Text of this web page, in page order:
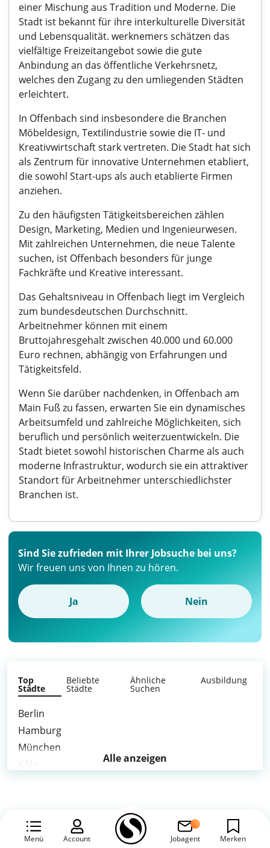
einer Mischung aus Tradition und Moderne. Die
Stadt ist bekannt für ihre interkulturelle Diversität
und Lebensqualität. werknemers schätzen das
vielfältige Freizeitangebot sowie die gute
Anbindung an das öffentliche Verkehrsnetz,
welches den Zugang zu den umliegenden Städten
erleichtert.
In Offenbach sind insbesondere die Branchen
Möbeldesign, Textilindustrie sowie die IT- und
Kreativwirtschaft stark vertreten. Die Stadt hat sich
als Zentrum für innovative Unternehmen etabliert,
die sowohl Start-ups als auch etablierte Firmen
anziehen.
Zu den häufigsten Tätigkeitsbereichen zählen
Design, Marketing, Medien und Ingenieurwesen.
Mit zahlreichen Unternehmen, die neue Talente
suchen, ist Offenbach besonders für junge
Fachkräfte und Kreative interessant.
Das Gehaltsniveau in Offenbach liegt im Vergleich
zum bundesdeutschen Durchschnitt.
Arbeitnehmer können mit einem
Bruttojahresgehalt zwischen 40.000 und 60.000
Euro rechnen, abhängig von Erfahrungen und
Tätigkeitsfeld.
Wenn Sie darüber nachdenken, in Offenbach am
Main Fuß zu fassen, erwarten Sie ein dynamisches
Arbeitsumfeld und zahlreiche Möglichkeiten, sich
beruflich und persönlich weiterzuentwickeln. Die
Stadt bietet sowohl historischen Charme als auch
moderne Infrastruktur, wodurch sie ein attraktiver
Standort für Arbeitnehmer unterschiedlichster
Branchen ist.
Menü Account Jobagent Merken
Sind Sie zufrieden mit Ihrer Jobsuche bei uns?
Wir freuen uns von Ihnen zu hören.
Ja Nein
Top
Städte
Beliebte
Städte
Ähnliche
Suchen
Ausbildung
Berlin
Hamburg
München
Leipzig
Alle anzeigen